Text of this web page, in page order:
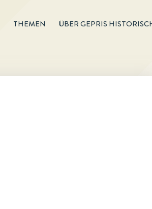
THEMEN ÜBER GEPRIS